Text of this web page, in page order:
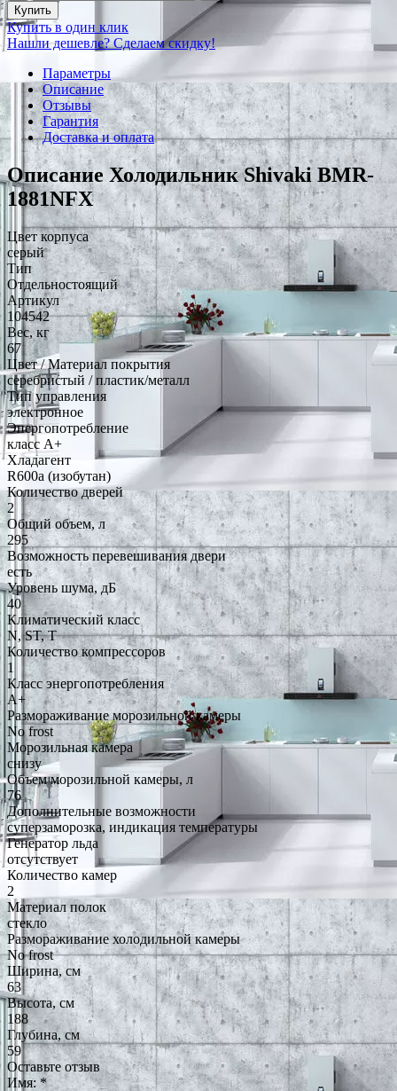
Купить
Купить в один клик
Нашли дешевле? Сделаем скидку!
Параметры
Описание
Отзывы
Гарантия
Доставка и оплата
Описание Холодильник Shivaki BMR-
1881NFХ
Цвет корпуса
серый
Тип
Отдельностоящий
Артикул
104542
Вес, кг
67
Цвет / Материал покрытия
серебристый / пластик/металл
Тип управления
электронное
Энергопотребление
класс A+
Хладагент
R600a (изобутан)
Количество дверей
2
Общий объем, л
295
Возможность перевешивания двери
есть
Уровень шума, дБ
40
Климатический класс
N, ST, T
Количество компрессоров
1
Класс энергопотребления
A+
Размораживание морозильной камеры
No frost
Морозильная камера
снизу
Объем морозильной камеры, л
76
Дополнительные возможности
суперзаморозка, индикация температуры
Генератор льда
отсутствует
Количество камер
2
Материал полок
стекло
Размораживание холодильной камеры
No frost
Ширина, см
63
Высота, см
188
Глубина, см
59
Оставьте отзыв
Имя: *